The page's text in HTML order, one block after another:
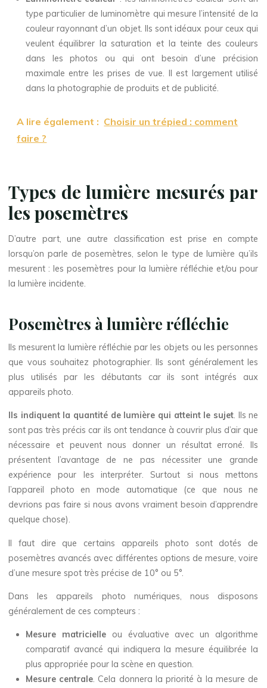
type particulier de luminomètre qui mesure l’intensité de la
couleur rayonnant d’un objet. Ils sont idéaux pour ceux qui
veulent équilibrer la saturation et la teinte des couleurs
dans les photos ou qui ont besoin d’une précision
maximale entre les prises de vue. Il est largement utilisé
dans la photographie de produits et de publicité.
A lire également : Choisir un trépied : comment
faire ?
Types de lumière mesurés par
les posemètres
D’autre part, une autre classification est prise en compte
lorsqu’on parle de posemètres, selon le type de lumière qu’ils
mesurent : les posemètres pour la lumière réfléchie et/ou pour
la lumière incidente.
Posemètres à lumière réfléchie
Ils mesurent la lumière réfléchie par les objets ou les personnes
que vous souhaitez photographier. Ils sont généralement les
plus utilisés par les débutants car ils sont intégrés aux
appareils photo.
Ils indiquent la quantité de lumière qui atteint le sujet. Ils ne
sont pas très précis car ils ont tendance à couvrir plus d’air que
nécessaire et peuvent nous donner un résultat erroné. Ils
présentent l’avantage de ne pas nécessiter une grande
expérience pour les interpréter. Surtout si nous mettons
l’appareil photo en mode automatique (ce que nous ne
devrions pas faire si nous avons vraiment besoin d’apprendre
quelque chose).
Il faut dire que certains appareils photo sont dotés de
posemètres avancés avec différentes options de mesure, voire
d’une mesure spot très précise de 10° ou 5°.
Dans les appareils photo numériques, nous disposons
généralement de ces compteurs :
Mesure matricielle ou évaluative avec un algorithme
comparatif avancé qui indiquera la mesure équilibrée la
plus appropriée pour la scène en question.
Mesure centrale. Cela donnera la priorité à la mesure de